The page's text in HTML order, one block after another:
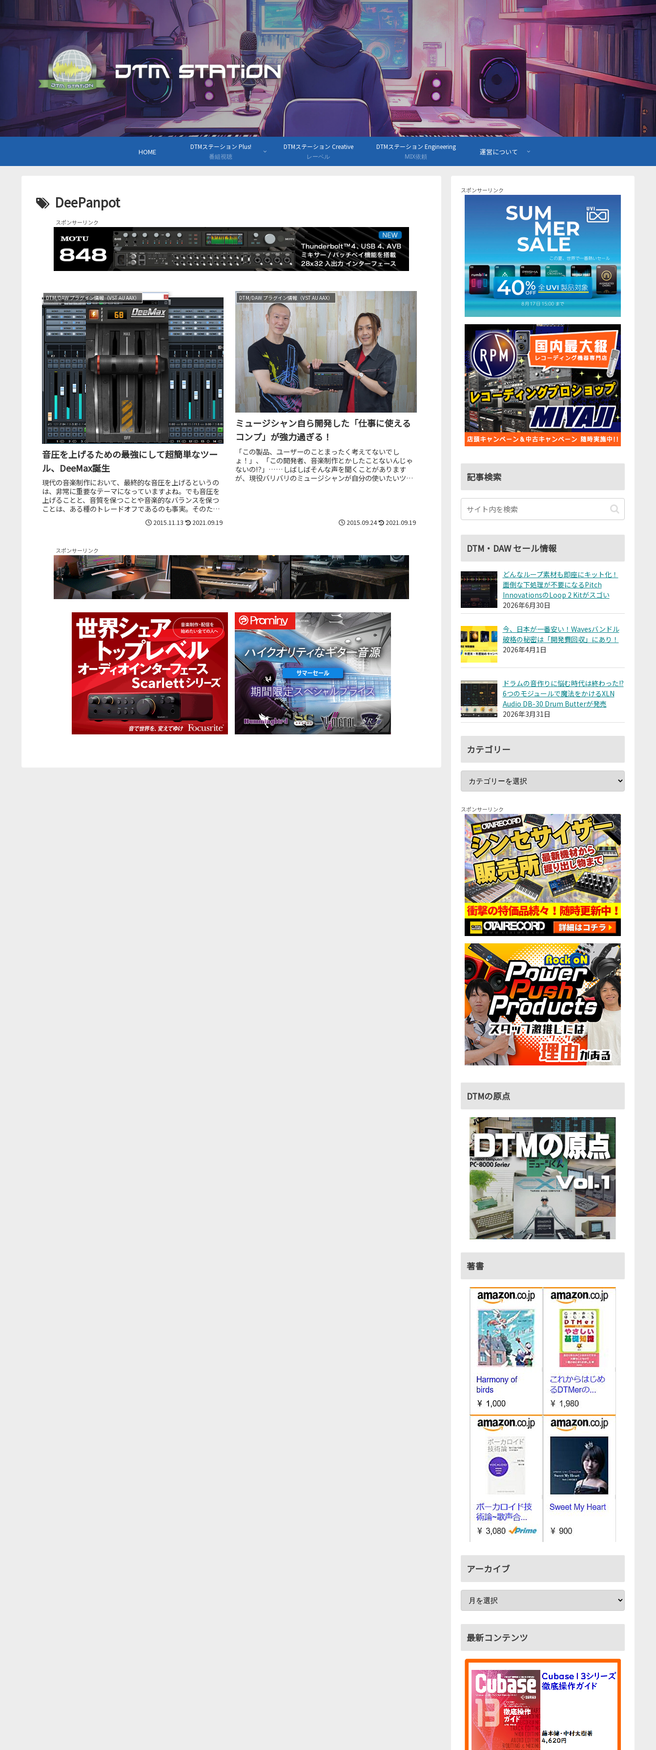
HOME
DTMステーション Plus!
番組視聴
DTMステーション Creative
レーベル
DTMステーション Engineering
MIX依頼
運営について
DeePanpot
スポンサーリンク
DTM/DAW プラグイン情報（VST AU AAX）
音圧を上げるための最強にして超簡単なツー
ル、DeeMax誕生
現代の音楽制作において、最終的な音圧を上げるというの
は、非常に重要なテーマになっていますよね。でも音圧を
上げることと、音質を保つことや音楽的なバランスを保つ
ことは、ある種のトレードオフであるのも事実。そのた
め、どうやって音質・音楽性を崩さず...2015.11.13 2021.09.19
DTM/DAW プラグイン情報（VST AU AAX）
ミュージシャン自ら開発した「仕事に使える
コンプ」が強力過ぎる！
「この製品、ユーザーのことまったく考えてないでし
ょ！」、「この開発者、音楽制作とかしたことないんじゃ
ないの!?」……しばしばそんな声を聞くことがあります
が、現役バリバリのミュージシャンが自分の使いたいツー
2015.09.24 2021.09.19
スポンサーリンク
スポンサーリンク
記事検索
DTM・DAW セール情報
どんなループ素材も即座にキット化！
面倒な下処理が不要になるPitch
InnovationsのLoop 2 Kitがスゴい
2026年6月30日
今、日本が一番安い！Wavesバンドル
破格の秘密は「開発費回収」にあり！
2026年4月1日
ドラムの音作りに悩む時代は終わった!?
6つのモジュールで魔法をかけるXLN
Audio DB-30 Drum Butterが発売
2026年3月31日
カテゴリー
スポンサーリンク
DTMの原点
著書
アーカイブ
最新コンテンツ